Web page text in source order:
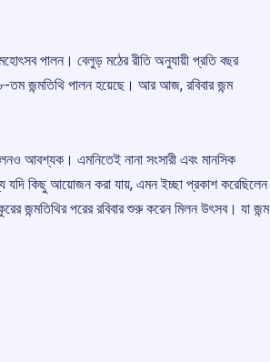
পালন। বেলুড় মঠের রীতি অনুযায়ী প্রতি বছর
তম জন্মতিথি পালন হয়েছে। আর আজ, রবিবার জন্ম
আবশ্যক। এমনিতেই নানা সংসারী এবং মানসিক
যদি কিছু আয়োজন করা যায়, এমন ইচ্ছা প্রকাশ করেছিলেন
জন্মতিথির পরের রবিবার শুরু করেন মিলন উৎসব। যা জন্ম